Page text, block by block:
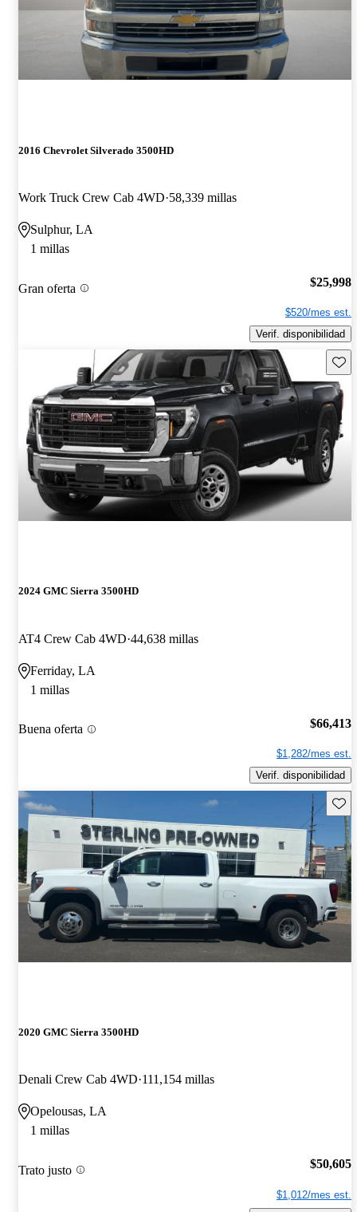
2016 Chevrolet Silverado 3500HD
Work Truck Crew Cab 4WD 58,339 millas
Sulphur, LA
1 millas
Gran oferta $25,998
$520/mes est.
Verif. disponibilidad
2024 GMC Sierra 3500HD
AT4 Crew Cab 4WD 44,638 millas
Ferriday, LA
1 millas
Buena oferta $66,413
$1,282/mes est.
Verif. disponibilidad
2020 GMC Sierra 3500HD
Denali Crew Cab 4WD 111,154 millas
Opelousas, LA
1 millas
Trato justo $50,605
$1,012/mes est.